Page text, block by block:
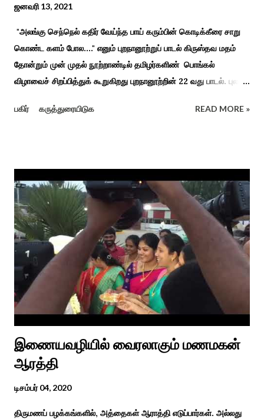
ஜனவரி 13, 2021
"அலங்கு செந்நெல் கதிர் வேய்ந்த பாய் கரும்பின் கொடிக்கீரை சாறு
கொண்ட களம் போல...." எனும் புறநானூற்றுப் பாடல் கிருஸ்தவ மதம்
தோன்றும் முன் முதல் நூற்றாண்டில் தமிழர்களிண் பொங்கல்
விழாவைச் சிறப்பித்துக் கூறுகிறது புறநானூற்றின் 22 வது பாடல். புலவர்
பொங்கல் விழாவை விவரிக்கிறார். நற்றிணை, குறுந்தொகை,
சங்க இலக்கியங்களுக்கு பின் காலகட்டத்திலும் 'புதுக்கலத்து எழுந்த
தீம்பால் பொங்கல்' என சிறப்பிக்கும் சீவக சிந்தாமணி. காலங்கள்
தோறும் தமிழர்களின் வாழ்வியல் அங்கமாக உள்ள பொங்கல் விழாவில்
தமிழர்கள் சொந்த பிள்ளைகளைப் போல கால்நடைகளை வளர்த்துப்
போற்றி உடன் விளையாடி மகிழ்வதும் இயற்கையுடன் இணைந்த
இயந்திரம் இல்லாத கால வாழ்க்கை முறையாகும். தொடர்ந்து உற்றார்
உறவுகளைக் கண்டு மகிழும் காணும் பொங்கல் இயற்கை, வாழ்வியல்
முறை, உறவுகள் சார்ந்த உயிர்ப்பான ...
பகிர் கருத்துரையிடுக READ MORE »
இணையவழியில் வைரலாகும் மணமகன்
ஆரத்தி
டிசம்பர் 04, 2020
திருமணப் பழக்கங்களில், அத்தைகள் ஆராத்தி எடுப்பார்கள். அல்லது